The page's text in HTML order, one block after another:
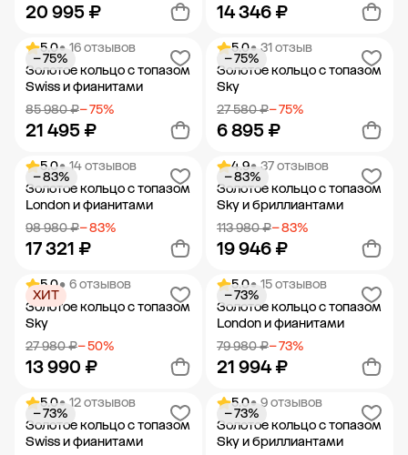
20 995 ₽
Добавить в корзину
14 346 ₽
Добавить в корзину
5.0• 16 отзывов
Золотое кольцо с топазом
Swiss и фианитами
85 980 ₽− 75%
21 495 ₽
− 75%
Добавить в корзину
5.0• 31 отзыв
Золотое кольцо с топазом
Sky
27 580 ₽− 75%
6 895 ₽
− 75%
Добавить в корзину
5.0• 14 отзывов
Золотое кольцо с топазом
London и фианитами
98 980 ₽− 83%
17 321 ₽
− 83%
Добавить в корзину
4.9• 37 отзывов
Золотое кольцо с топазом
Sky и бриллиантами
113 980 ₽− 83%
19 946 ₽
− 83%
Добавить в корзину
5.0• 6 отзывов
Золотое кольцо с топазом
Sky
27 980 ₽− 50%
13 990 ₽
ХИТ
Добавить в корзину
5.0• 15 отзывов
Золотое кольцо с топазом
London и фианитами
79 980 ₽− 73%
21 994 ₽
− 73%
Добавить в корзину
5.0• 12 отзывов
Золотое кольцо с топазом
Swiss и фианитами
− 73%
5.0• 9 отзывов
Золотое кольцо с топазом
Sky и бриллиантами
− 73%